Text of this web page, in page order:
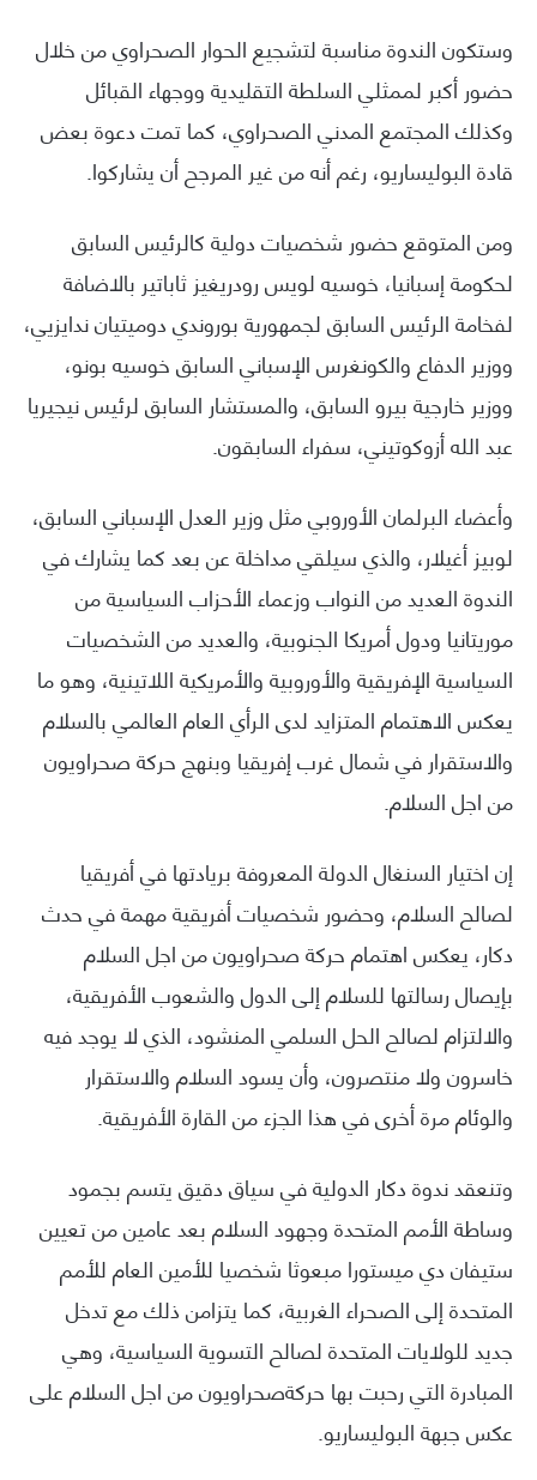
وستكون الندوة مناسبة لتشجيع الحوار الصحراوي من خلال
حضور أكبر لممثلي السلطة التقليدية ووجهاء القبائل
وكذلك المجتمع المدني الصحراوي، كما تمت دعوة بعض
قادة البوليساريو، رغم أنه من غير المرجح أن يشاركوا.
ومن المتوقع حضور شخصيات دولية كالرئيس السابق
لحكومة إسبانيا، خوسيه لويس رودريغيز ثاباتير بالاضافة
لفخامة الرئيس السابق لجمهورية بوروندي دوميتيان ندايزيي،
ووزير الدفاع والكونغرس الإسباني السابق خوسيه بونو،
ووزير خارجية بيرو السابق، والمستشار السابق لرئيس نيجيريا
عبد الله أزوكوتيني، سفراء السابقون.
وأعضاء البرلمان الأوروبي مثل وزير العدل الإسباني السابق،
لوبيز أغيلار، والذي سيلقي مداخلة عن بعد كما يشارك في
الندوة العديد من النواب وزعماء الأحزاب السياسية من
موريتانيا ودول أمريكا الجنوبية، والعديد من الشخصيات
السياسية الإفريقية والأوروبية والأمريكية اللاتينية، وهو ما
يعكس الاهتمام المتزايد لدى الرأي العام العالمي بالسلام
والاستقرار في شمال غرب إفريقيا وبنهج حركة صحراويون
من اجل السلام.
إن اختيار السنغال الدولة المعروفة بريادتها في أفريقيا
لصالح السلام، وحضور شخصيات أفريقية مهمة في حدث
دكار، يعكس اهتمام حركة صحراويون من اجل السلام
بإيصال رسالتها للسلام إلى الدول والشعوب الأفريقية،
والالتزام لصالح الحل السلمي المنشود، الذي لا يوجد فيه
خاسرون ولا منتصرون، وأن يسود السلام والاستقرار
والوئام مرة أخرى في هذا الجزء من القارة الأفريقية.
وتنعقد ندوة دكار الدولية في سياق دقيق يتسم بجمود
وساطة الأمم المتحدة وجهود السلام بعد عامين من تعيين
ستيفان دي ميستورا مبعوثا شخصيا للأمين العام للأمم
المتحدة إلى الصحراء الغربية، كما يتزامن ذلك مع تدخل
جديد للولايات المتحدة لصالح التسوية السياسية، وهي
المبادرة التي رحبت بها حركةصحراويون من اجل السلام على
عكس جبهة البوليساريو.